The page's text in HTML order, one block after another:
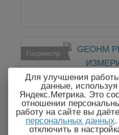
Госреестр
GEOHM PRO/
Для улучшения
данные,
Яндекс.Метрика. Это
отношении
работу на сайте вы даёте
персональных данных
отключить в